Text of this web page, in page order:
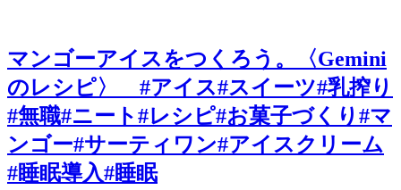
マンゴーアイスをつくろう。〈Gemini
のレシピ〉 #アイス#スイーツ#乳搾り
#無職#ニート#レシピ#お菓子づくり#マ
ンゴー#サーティワン#アイスクリーム
#睡眠導入#睡眠